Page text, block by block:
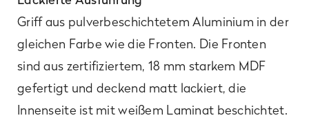
Griff aus pulverbeschichtetem Aluminium in der
gleichen Farbe wie die Fronten. Die Fronten
sind aus zertifiziertem, 18 mm starkem MDF
gefertigt und deckend matt lackiert, die
Innenseite ist mit weißem Laminat beschichtet.